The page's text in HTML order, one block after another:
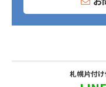
札幌片付